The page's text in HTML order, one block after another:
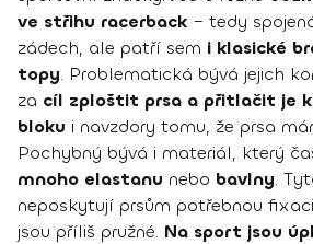
ve střihu racerback – tedy
zádech, ale patří sem i klasické
topy. Problematická bývá jejich
za cíl zploštit prsa a přitlačit je k
bloku i navzdory tomu, že prsa
Pochybný bývá i materiál, který
mnoho elastanu nebo bavlny.
neposkytují prsům potřebnou
jsou příliš pružné. Na sport jsou